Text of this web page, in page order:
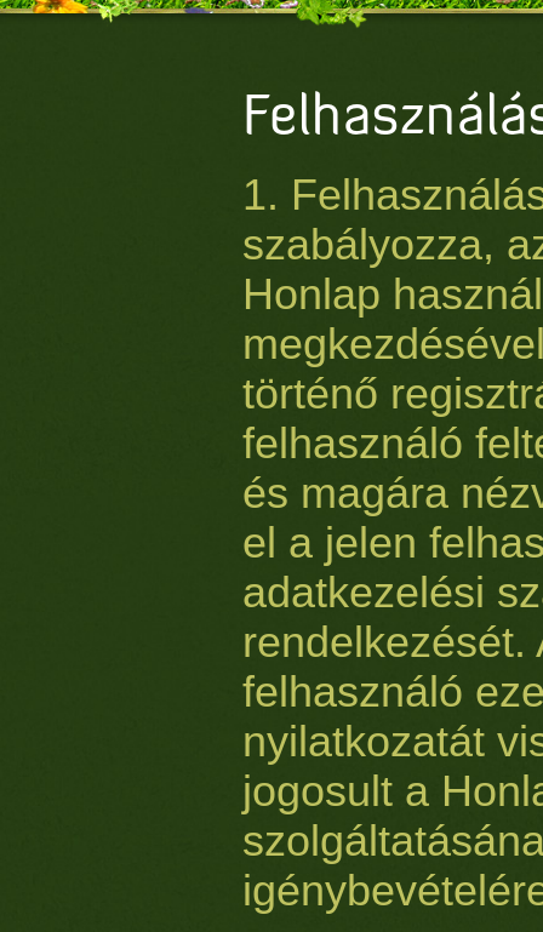
1.
szabályozza,
Honlap
történő
felhasználó
és magára
el a jelen
adatkezelési
rendelkezését.
felhasználó
nyilatkozatát
jogosult a